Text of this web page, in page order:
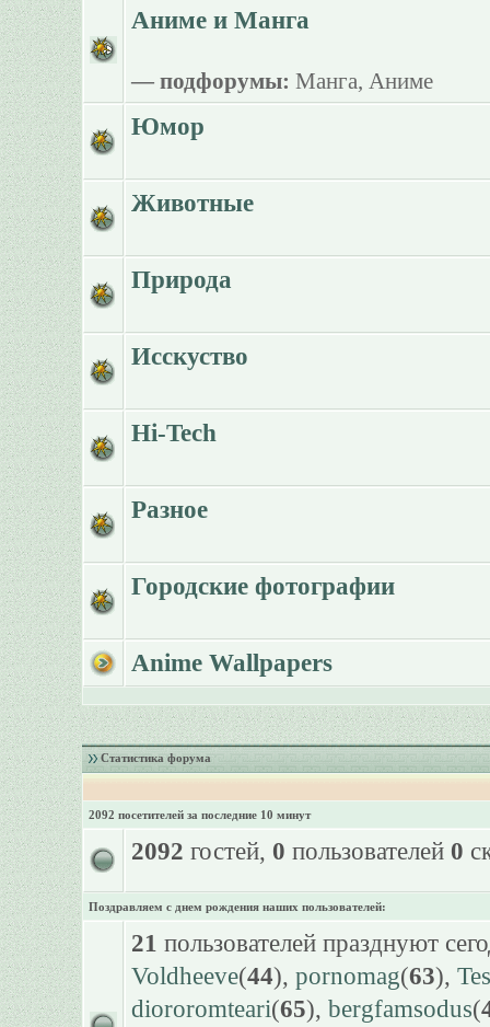
Аниме и Манга
— подфорумы: Манга, Аниме
Юмор
Животные
Природа
Исскуство
Hi-Tech
Разное
Городские фотографии
Anime Wallpapers
Статистика форума
2092 посетителей за последние 10 минут
2092 гостей, 0 пользователей 0
Поздравляем с днем рождения наших пользователей:
21 пользователей празднуют
Voldheeve(44), pornomag(63),
diororomteari(65), bergfamsodus(